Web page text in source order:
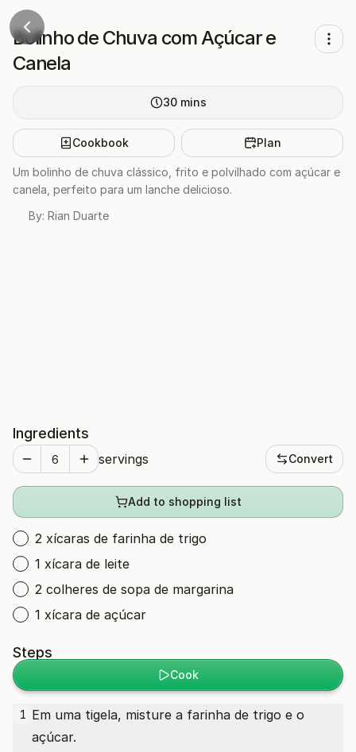
Bolinho de Chuva com Açúcar e
Canela
30 mins
Cookbook Plan
Um bolinho de chuva clássico, frito e polvilhado com açúcar e
canela, perfeito para um lanche delicioso.
By: Rian Duarte
Ingredients
servings Convert
Add to shopping list
2 xícaras de farinha de trigo
1 xícara de leite
2 colheres de sopa de margarina
1 xícara de açúcar
Steps
Cook
1 Em uma tigela, misture a farinha de trigo e o
açúcar.